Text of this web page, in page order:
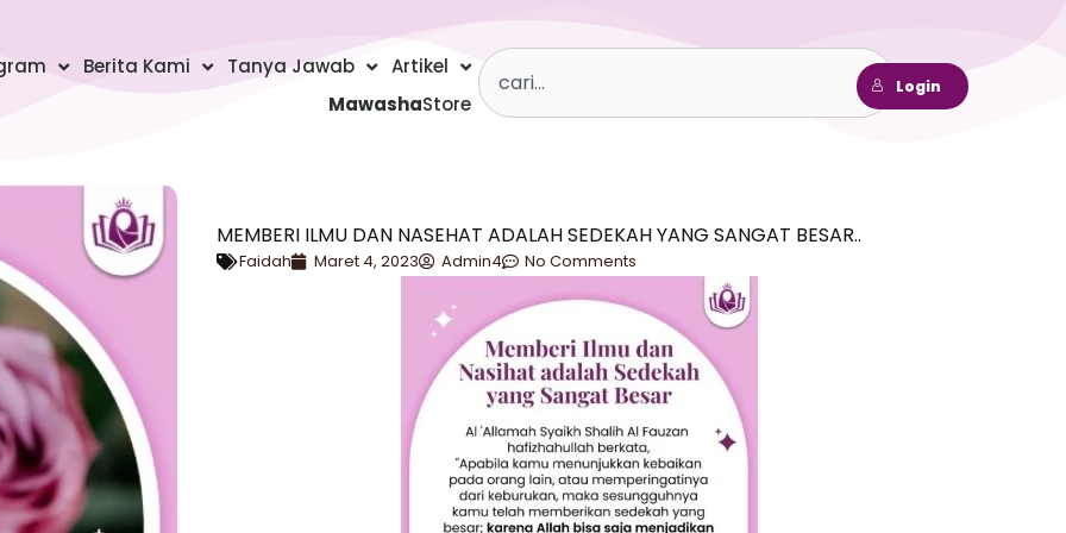
Berita Kami Tanya Jawab
Artikel
MawashaStore
Search
Login
MEMBERI ILMU DAN NASEHAT ADALAH SEDEKAH YANG SANGAT BESAR..
Faidah Maret 4, 2023 Admin4 No Comments